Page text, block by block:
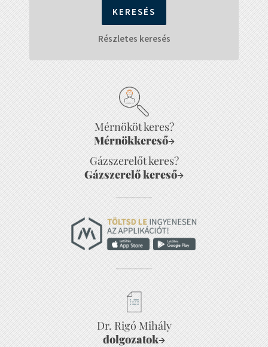
Részletes keresés
Mérnököt keres?
Mérnökkereső→
Gázszerelőt keres?
Gázszerelő kereső→
Dr. Rigó Mihály
dolgozatok→